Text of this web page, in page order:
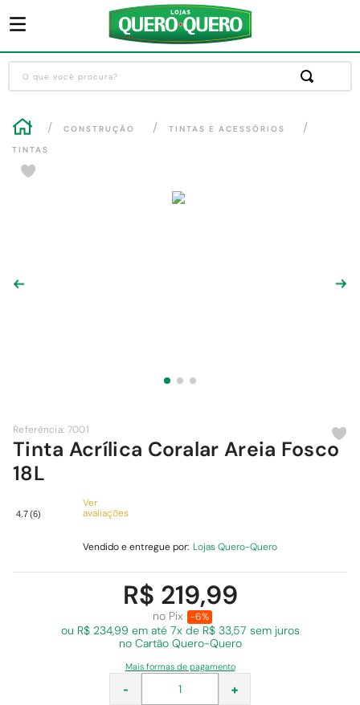
O que você procura?
CONSTRUÇÃO
TINTAS E ACESSÓRIOS
TINTAS
Referência: 7001
Tinta Acrílica Coralar Areia Fosco
18L
4.7(6)
Ver
avaliações
Vendido e entregue por: Lojas Quero-Quero
R$ 219,99
no Pix -6%
ou R$ 234,99 em até 7x de R$ 33,57 sem juros
no Cartão Quero-Quero
Mais formas de pagamento
+
-
1º
guarda roupa
º cozinha completa
6